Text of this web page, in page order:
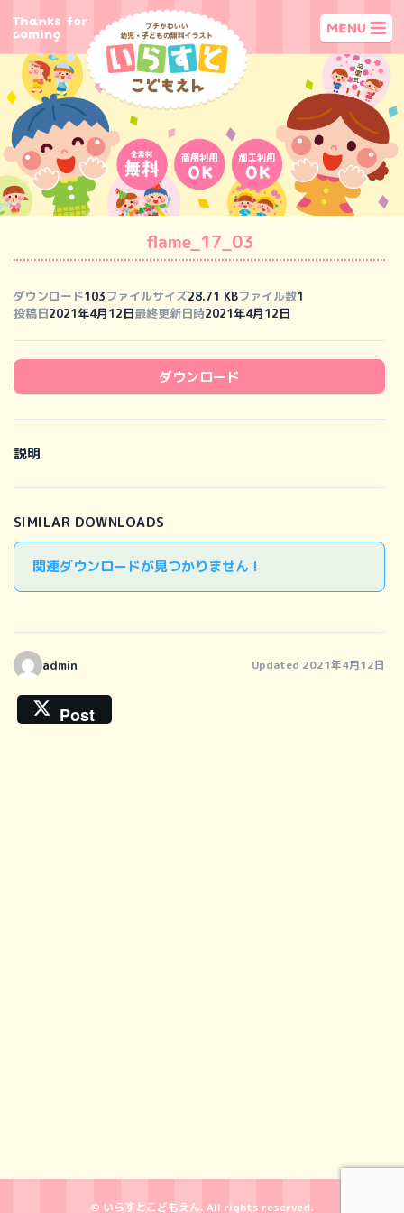
flame_17_03
ダウンロード103ファイルサイズ28.71 KBファイル数1
投稿日2021年4月12日最終更新日時2021年4月12日
ダウンロード
説明
SIMILAR DOWNLOADS
関連ダウンロードが見つかりません !
admin Updated 2021年4月12日
Post
© いらすとこどもえん. All rights reserved.